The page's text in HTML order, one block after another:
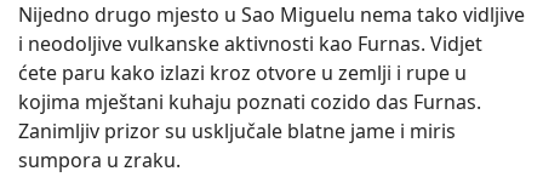
Nijedno drugo mjesto u Sao Miguelu nema tako vidljive
i neodoljive vulkanske aktivnosti kao Furnas. Vidjet
ćete paru kako izlazi kroz otvore u zemlji i rupe u
kojima mještani kuhaju poznati cozido das Furnas.
Zanimljiv prizor su usključale blatne jame i miris
sumpora u zraku.